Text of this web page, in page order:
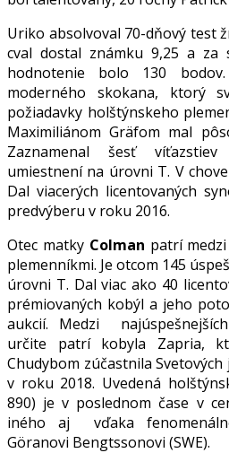
Uriko absolvoval 70-dňový test
cval dostal známku 9,25 a za
hodnotenie bolo 130
moderného skokana, ktorý
požiadavky holštýnskeho
Maximiliánom Gräfom mal
Zaznamenal šesť
umiestnení na úrovni T. V
Dal viacerých licentovaných
predvýberu v roku 2016.
Otec matky Colman patrí
plemenníkmi. Je otcom 145
úrovni T. Dal viac ako 40
prémiovaných kobýl a jeho
aukcií. Medzi
určite patrí kobyla Zapria,
Chudybom zúčastnila
v roku 2018. Uvedená
890) je v poslednom čase v
iného aj vďaka
Göranovi Bengtssonovi (SWE).